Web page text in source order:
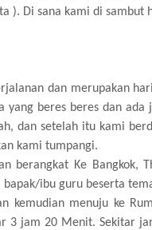
). Di sana kami di sambut
dan merupakan hari
yang beres beres dan
dan setelah itu kami
kami tumpangi.
berangkat Ke Bangkok,
ibu guru beserta
menuju ke
3 jam 20 Menit. Sekitar